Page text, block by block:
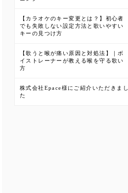
【カラオケのキー変更とは？】初心者
でも失敗しない設定方法と歌いやすい
キーの見つけ方
【歌うと喉が痛い原因と対処法】｜ボ
イストレーナーが教える喉を守る歌い
方
株式会社Epace様にご紹介いただきまし
た